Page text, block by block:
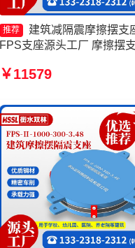
推荐
建筑减隔震摩擦摆支
FPS支座源头工厂 摩擦摆
(FPS)源头工厂
￥11579